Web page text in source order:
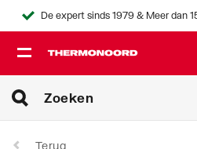
De expert sinds 1979 & Meer dan
Terug